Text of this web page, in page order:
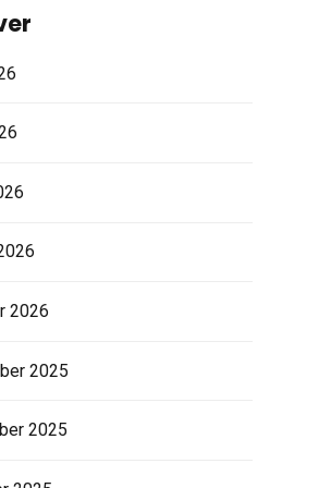
2026
2025
2025